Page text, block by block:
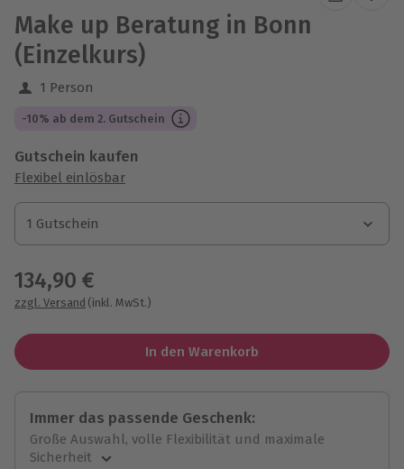
Make up Beratung in Bonn
(Einzelkurs)
1 Person
-10% ab dem 2. Gutschein
Gutschein kaufen
Flexibel einlösbar
1 Gutschein
1 Gutschein
1 Gutschein
134,90 €
zzgl. Versand (inkl. MwSt.)
In den Warenkorb
Immer das passende Geschenk:
Große Auswahl, volle Flexibilität und maximale
Sicherheit